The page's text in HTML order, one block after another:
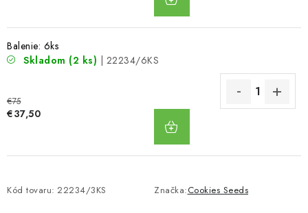
Balenie: 6ks
Skladom (2 ks) | 22234/6KS
€75
€37,50
Kód tovaru: 22234/3KS Značka:Cookies Seeds